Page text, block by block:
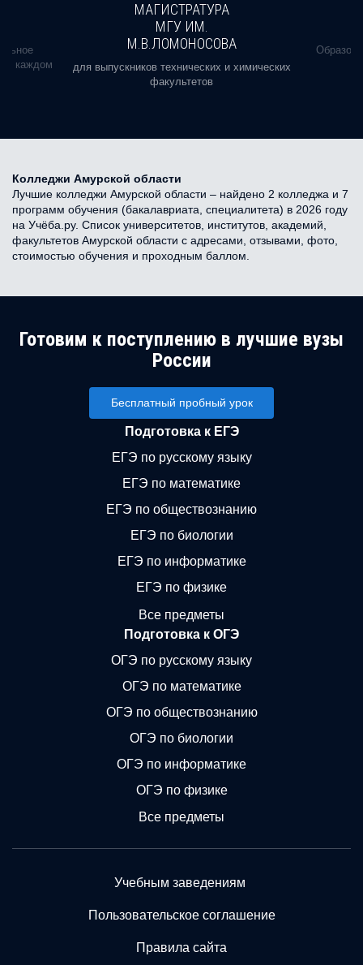
в каждом
МАГИСТРАТУРА
МГУ ИМ.
М.В.ЛОМОНОСОВА
для выпускников технических и химических
факультетов
Колледжи Амурской области
Лучшие колледжи Амурской области – найдено 2 колледжа и 7
программ обучения (бакалавриата, специалитета) в 2026 году
на Учёба.ру. Список университетов, институтов, академий,
факультетов Амурской области с адресами, отзывами, фото,
стоимостью обучения и проходным баллом.
Готовим к поступлению в лучшие вузы
России
Бесплатный пробный урок
Подготовка к ЕГЭ
ЕГЭ по русскому языку
ЕГЭ по математике
ЕГЭ по обществознанию
ЕГЭ по биологии
ЕГЭ по информатике
ЕГЭ по физике
Все предметы
Подготовка к ОГЭ
ОГЭ по русскому языку
ОГЭ по математике
ОГЭ по обществознанию
ОГЭ по биологии
ОГЭ по информатике
ОГЭ по физике
Все предметы
Учебным заведениям
Пользовательское соглашение
Правила сайта